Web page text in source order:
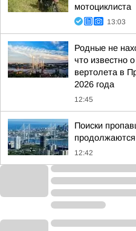
мотоциклиста
13:03
Родные не
что известно
вертолета в
2026 года
12:45
Поиски
продолжаются
12:42